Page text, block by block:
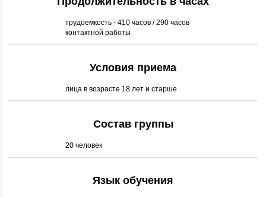
трудоемкость - 410 часов / 290 часов
контактной работы
Условия приема
лица в возрасте 18 лет и старше
Состав группы
20 человек
Язык обучения